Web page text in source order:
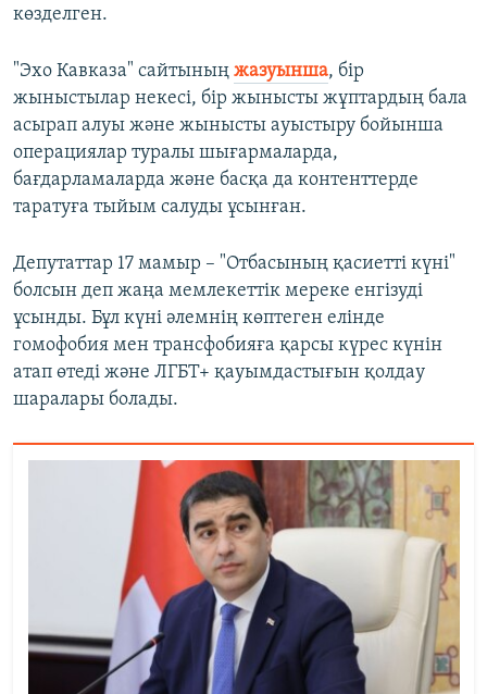
көзделген.
"Эхо Кавказа" сайтының жазуынша, бір
жыныстылар некесі, бір жынысты жұптардың бала
асырап алуы және жынысты ауыстыру бойынша
операциялар туралы шығармаларда,
бағдарламаларда және басқа да контенттерде
таратуға тыйым салуды ұсынған.
Депутаттар 17 мамыр – "Отбасының қасиетті күні"
болсын деп жаңа мемлекеттік мереке енгізуді
ұсынды. Бұл күні әлемнің көптеген елінде
гомофобия мен трансфобияға қарсы күрес күнін
атап өтеді және ЛГБТ+ қауымдастығын қолдау
шаралары болады.